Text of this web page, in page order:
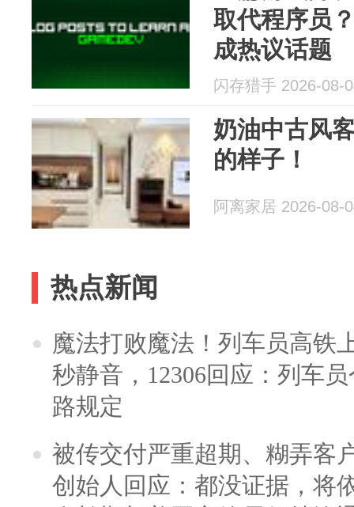
取代程序员
成热议话题
闪存猎手 2026-08-
奶油中古风
的样子！
阿离家居 2026-08-
热点新闻
魔法打败魔法！列车员高铁
秒静音，12306回应：列车
路规定
被传交付严重超期、糊弄客
创始人回应：都没证据，将